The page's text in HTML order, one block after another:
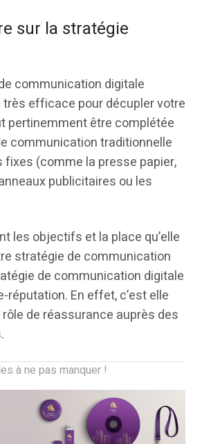
sur la stratégie
communication digitale
très efficace pour décupler votre
pertinemment être complétée
communication traditionnelle
fixes (comme la presse papier,
publicitaires ou les
les objectifs et la place qu’elle
stratégie de communication
de communication digitale
réputation. En effet, c’est elle
de réassurance auprès des
à ne pas manquer !